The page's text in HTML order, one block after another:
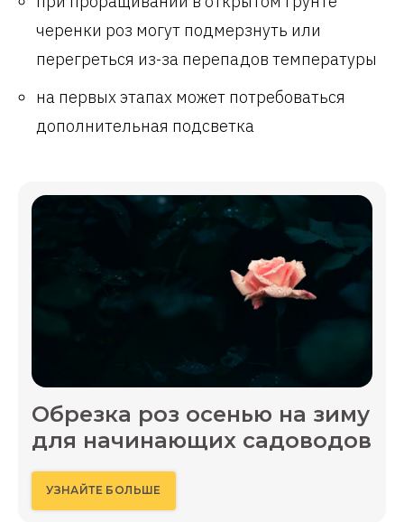
черенки роз могут подмерзнуть или
перегреться из-за перепадов температуры
на первых этапах может потребоваться
дополнительная подсветка
Обрезка роз осенью на зиму
для начинающих садоводов
УЗНАЙТЕ БОЛЬШЕ